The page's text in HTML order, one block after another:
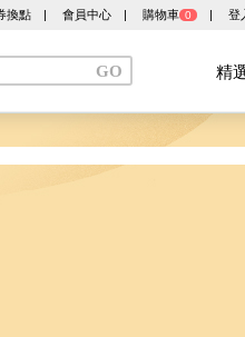
換點| 會員中心| 購物車 0 | 登
精